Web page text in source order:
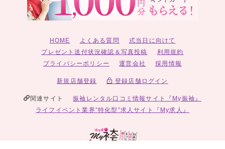
HOME よくある質問
式当日に向けて
プレゼント送付状況確認＆写真投稿
利用規約
プライバシーポリシー
運営会社 採用情報
新規店舗登録 登録店舗ログイン
関連サイト
振袖レンタル口コミ情報サイト『My振袖』
ライフイベント業界”特化型”求人サイト『My求人』